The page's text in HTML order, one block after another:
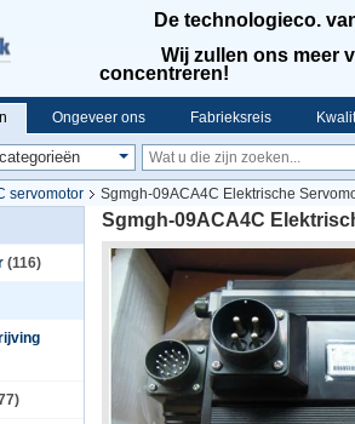
De technologieco.
Wij zullen ons meer
concentreren!
Ongeveer ons Fabrieksreis
servomotor
Sgmgh-09ACA4C Elektrische
(116)
Sgmgh-09ACA4C